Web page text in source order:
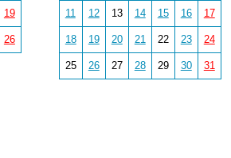
19
26
11 12 13 14 15 16 17
18 19 20 21 22 23 24
25 26 27 28 29 30 31